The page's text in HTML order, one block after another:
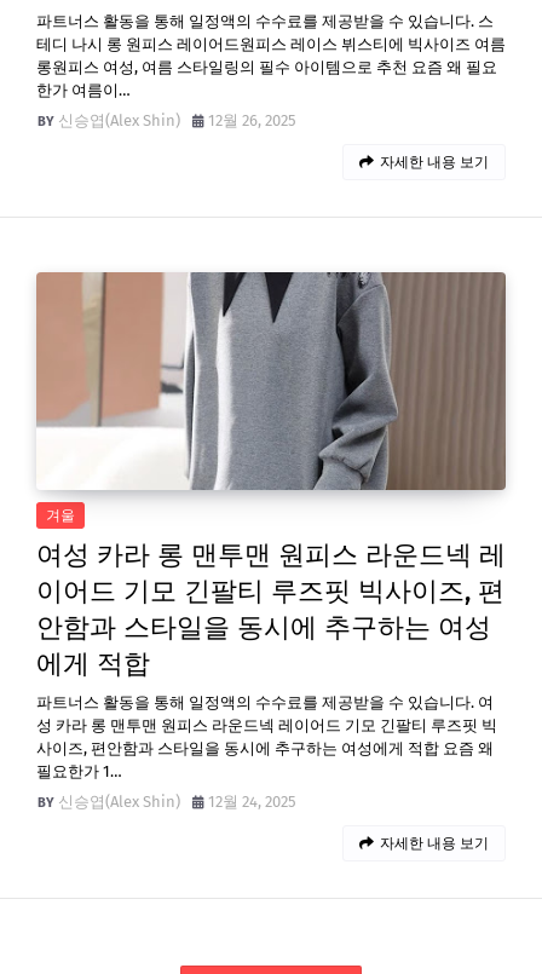
파트너스 활동을 통해 일정액의 수수료를 제공받을 수 있습니다. 스
테디 나시 롱 원피스 레이어드원피스 레이스 뷔스티에 빅사이즈 여름
롱원피스 여성, 여름 스타일링의 필수 아이템으로 추천 요즘 왜 필요
한가 여름이…
신승엽(Alex Shin)
12월 26, 2025
자세한 내용 보기
겨울
여성 카라 롱 맨투맨 원피스 라운드넥 레
이어드 기모 긴팔티 루즈핏 빅사이즈, 편
안함과 스타일을 동시에 추구하는 여성
에게 적합
파트너스 활동을 통해 일정액의 수수료를 제공받을 수 있습니다. 여
성 카라 롱 맨투맨 원피스 라운드넥 레이어드 기모 긴팔티 루즈핏 빅
사이즈, 편안함과 스타일을 동시에 추구하는 여성에게 적합 요즘 왜
필요한가 1…
신승엽(Alex Shin)
12월 24, 2025
자세한 내용 보기